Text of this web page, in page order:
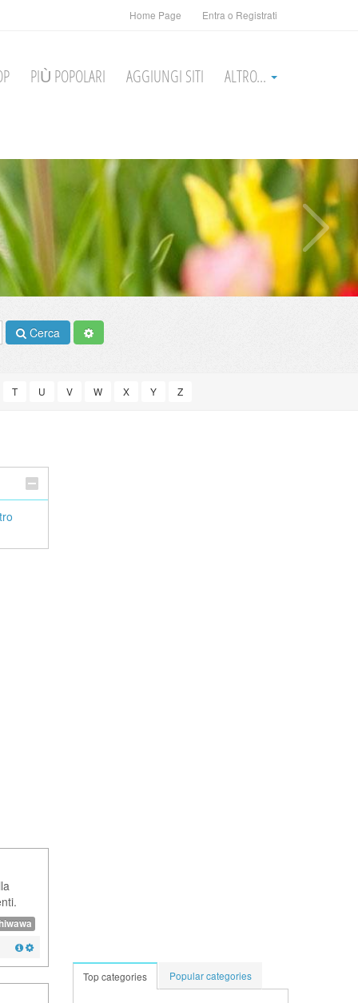
Home Page Entra o Registrati
PIÙ POPOLARI AGGIUNGI SITI ALTRO...
Cerca
T U V W X Y Z
Top categories Popular categories